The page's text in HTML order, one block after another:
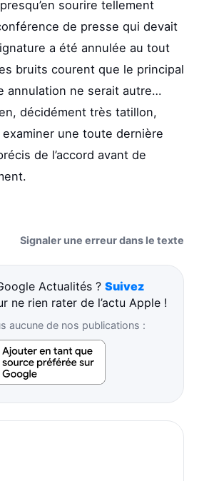
sourire tellement
de presse qui devait
a été annulée au tout
bruits courent que le principal
annulation ne serait autre…
décidément très tatillon,
une toute dernière
de l’accord avant de
Signaler une erreur dans le texte
Actualités ? Suivez
ne rien rater de l’actu Apple !
aucune de nos publications :